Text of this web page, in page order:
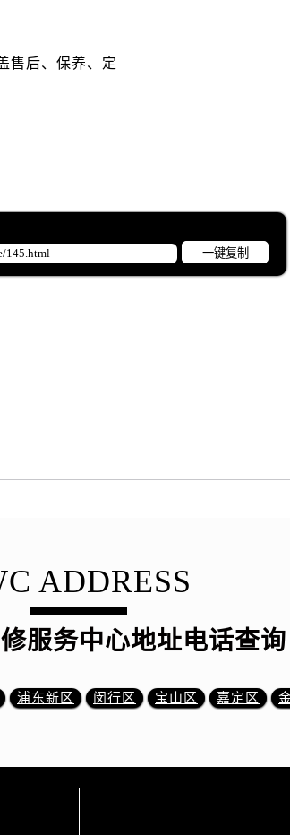
一键复制
ADDRESS
服务中心地址电话查询
浦东新区 闵行区 宝山区 嘉定区